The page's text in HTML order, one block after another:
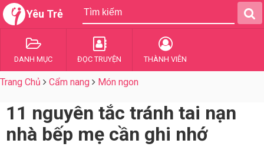
Yêu Trẻ
DANH MỤC ĐỌC TRUYỆN THÀNH VIÊN
Trang Chủ Cẩm nang Món ngon
11 nguyên tắc tránh tai nạn
nhà bếp mẹ cần ghi nhớ